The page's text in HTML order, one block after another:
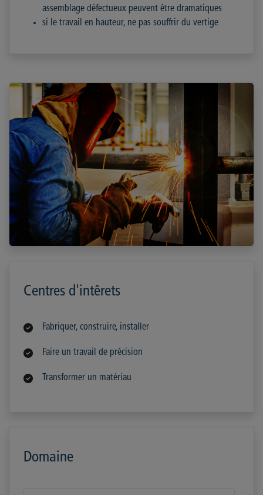
assemblage défectueux peuvent être dramatiques
si le travail en hauteur, ne pas souffrir du vertige
Centres d'intêrets
Fabriquer, construire, installer
Faire un travail de précision
Transformer un matériau
Domaine